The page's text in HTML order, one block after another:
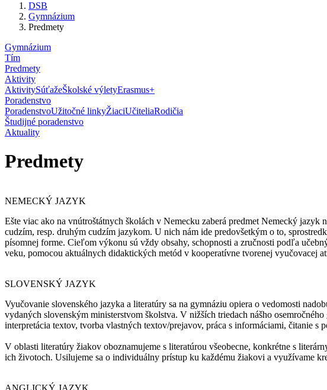
DSB
Gymnázium
Predmety
Gymnázium
Tím
Predmety
Aktivity
AktivitySúťažeŠkolské výletyErasmus+
Poradenstvo
PoradenstvoUžitočné linkyŽiaciUčiteliaRodičia
Študijné poradenstvo
Aktuality
Predmety
NEMECKÝ JAZYK
Ešte viac ako na vnútroštátnych školách v Nemecku zaberá predmet Nemecký
cudzím, resp. druhým cudzím jazykom. U nich nám ide predovšetkým o to,
písomnej forme. Cieľom výkonu sú vždy obsahy, schopnosti a zručnosti podľa
veku, pomocou aktuálnych didaktických metód v kooperatívne tvorenej vyučovacej
SLOVENSKÝ JAZYK
Vyučovanie slovenského jazyka a literatúry sa na gymnáziu opiera o vedomosti
vydaných slovenským ministerstvom školstva. V nižších triedach nášho
interpretácia textov, tvorba vlastných textov/prejavov, práca s informáciami, čitanie s
V oblasti literatúry žiakov oboznamujeme s literatúrou všeobecne, konkrétne s
ich životoch. Usilujeme sa o individuálny prístup ku každému žiakovi a využívame
ANGLICKÝ JAZYK